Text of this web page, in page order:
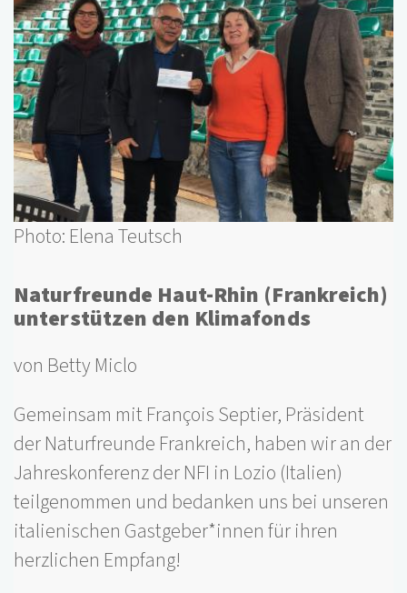
Photo: Elena Teutsch
Naturfreunde Haut-Rhin (Frankreich)
unterstützen den Klimafonds
von Betty Miclo
Gemeinsam mit François Septier, Präsident
der Naturfreunde Frankreich, haben wir an der
Jahreskonferenz der NFI in Lozio (Italien)
teilgenommen und bedanken uns bei unseren
italienischen Gastgeber*innen für ihren
herzlichen Empfang!